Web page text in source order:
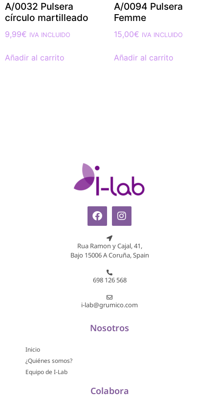
A/0032 Pulsera
círculo martilleado
9,99€ IVA INCLUIDO
Añadir al carrito
A/0094 Pulsera
Femme
15,00€ IVA INCLUIDO
Añadir al carrito
Rua Ramon y Cajal, 41,
Bajo 15006 A Coruña, Spain
698 126 568
i-lab@grumico.com
Nosotros
Inicio
¿Quiénes somos?
Equipo de I-Lab
Colabora